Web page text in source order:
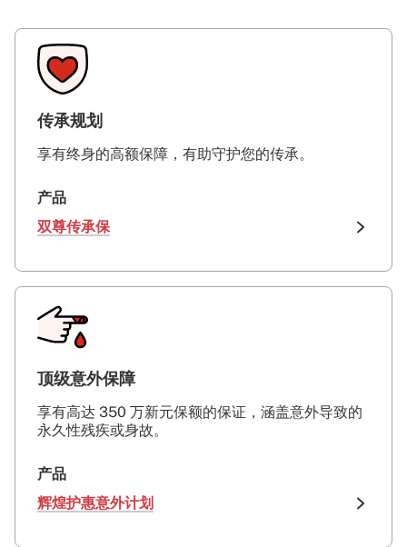
传承规划
享有终身的高额保障，有助守护您的传承。
产品
双尊传承保
顶级意外保障
享有高达 350 万新元保额的保证，涵盖意外导致的
永久性残疾或身故。
产品
辉煌护惠意外计划